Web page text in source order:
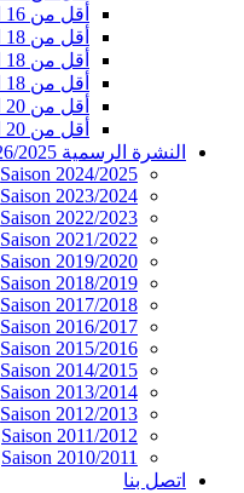
أقل من 16 المجموعة ج
أقل من 18 المجموعة أ
أقل من 18 المجموعة ب
أقل من 18 المجموعة ج
أقل من 20 المجموعة أ
أقل من 20 المجموعة ب
النشرة الرسمية 2026/2025
Saison 2024/2025
Saison 2023/2024
Saison 2022/2023
Saison 2021/2022
Saison 2019/2020
Saison 2018/2019
Saison 2017/2018
Saison 2016/2017
Saison 2015/2016
Saison 2014/2015
Saison 2013/2014
Saison 2012/2013
Saison 2011/2012
Saison 2010/2011
اتصل بنا